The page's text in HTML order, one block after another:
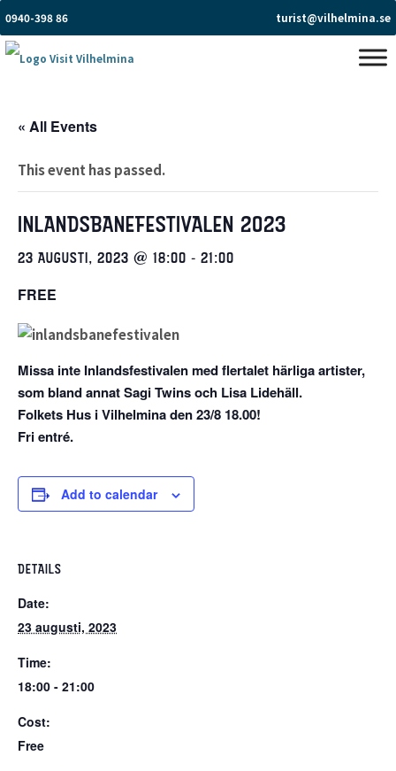
0940-398 86 turist@vilhelmina.se
« All Events
This event has passed.
INLANDSBANEFESTIVALEN 2023
23 AUGUSTI, 2023 @ 18:00 - 21:00
FREE
Missa inte Inlandsfestivalen med flertalet härliga artister,
som bland annat Sagi Twins och Lisa Lidehäll.
Folkets Hus i Vilhelmina den 23/8 18.00!
Fri entré.
Add to calendar
DETAILS
Date:
23 augusti, 2023
Time:
18:00 - 21:00
Cost:
Free